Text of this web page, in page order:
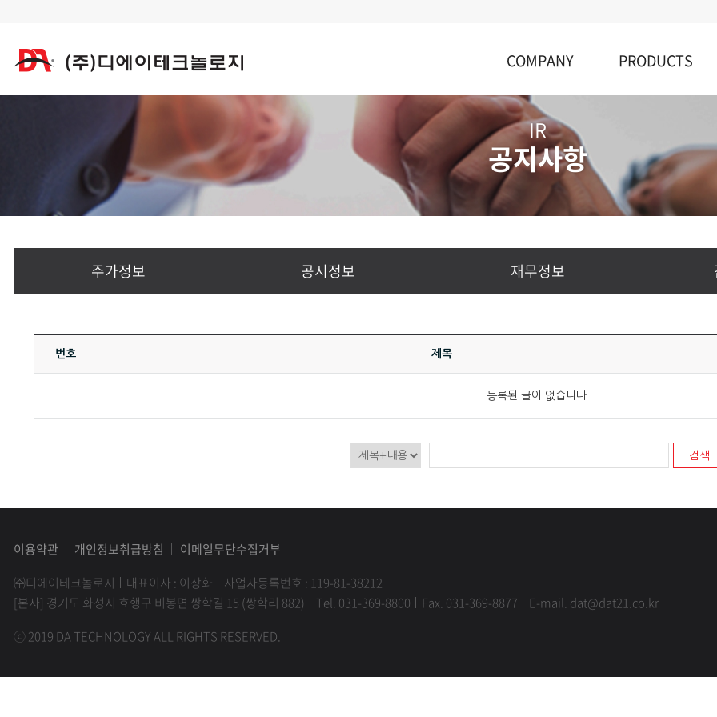
COMPANY
기업개요
Vision & 핵심가치
CEO 인사말
조직도
PRODUCTS
기타설비
IR
공지사항
주가정보 공시정보 재무정보
번호 제목
등록된 글이 없습니다.
검색
이용약관 개인정보취급방침
이메일무단수집거부
㈜디에이테크놀로지
대표이사 : 이상화
사업자등록번호 : 119-81-38212
[본사] 경기도 화성시 효행구 비봉면 쌍학길 15 (쌍학리 882)
Tel. 031-369-8800 Fax. 031-369-8877
E-mail. dat@dat21.co.kr
ⓒ 2019 DA TECHNOLOGY ALL RIGHTS RESERVED.